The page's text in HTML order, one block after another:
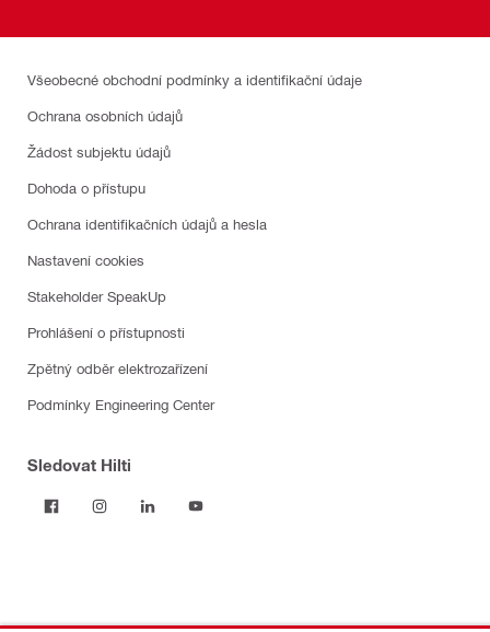
Všeobecné obchodní podmínky a identifikační údaje
Ochrana osobních údajů
Žádost subjektu údajů
Dohoda o přístupu
Ochrana identifikačních údajů a hesla
Nastavení cookies
Stakeholder SpeakUp
Prohlášení o přístupnosti
Zpětný odběr elektrozařízení
Podmínky Engineering Center
Sledovat Hilti